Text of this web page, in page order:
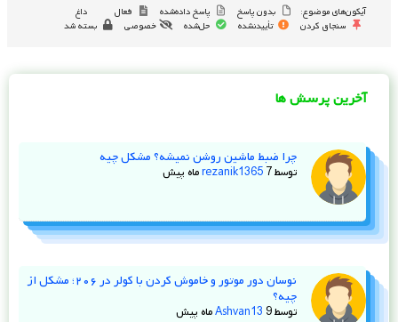
آیکون‌های موضوع:
بدون پاسخ پاسخ داده‌شده فعال
داغ
سنجاق کردن
تأییدنشده حل‌شده خصوصی بسته شد
آخرین پرسش ها
چرا ضبط ماشین روشن نمیشه؟ مشکل چیه
توسط rezanik1365 7 ماه پیش
نوسان دور موتور و خاموش کردن با کولر در ۲۰۶؛ مشکل از
چیه؟
توسط Ashvan13 9 ماه پیش